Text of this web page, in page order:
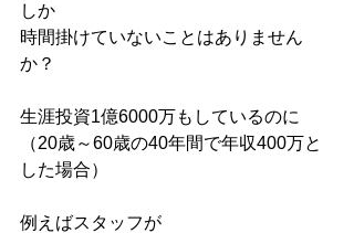
しか
時間掛けていないことはありません
か？
生涯投資1億6000万もしているのに
（20歳～60歳の40年間で年収400万と
した場合）
例えばスタッフが